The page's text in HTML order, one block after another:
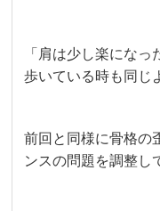
「肩は少し楽になっ
歩いている時も同じ
前回と同様に骨格の
ンスの問題を調整し